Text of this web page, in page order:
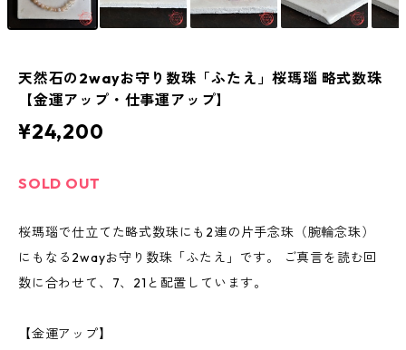
天然石の2wayお守り数珠「ふたえ」桜瑪瑙 略式数珠
【金運アップ・仕事運アップ】
¥24,200
SOLD OUT
桜瑪瑙で仕立てた略式数珠にも2連の片手念珠（腕輪念珠）
にもなる2wayお守り数珠「ふたえ」です。 ご真言を読む回
数に合わせて、7、21と配置しています。
【金運アップ】